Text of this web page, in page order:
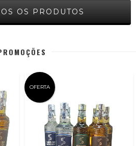
OS PRODUTOS
OFERTA